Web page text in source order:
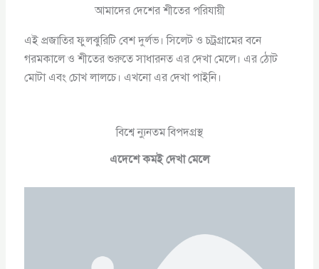
আমাদের দেশের শীতের পরিযায়ী
এই প্রজাতির ফুলঝুরিটি বেশ দুর্লভ। সিলেট ও চট্রগ্রামের বনে
গরমকালে ও শীতের শুরুতে সাধারনত এর দেখা মেলে। এর ঠোট
মোটা এবং চোখ লালচে। এখনো এর দেখা পাইনি।
বিশ্বে ন্যুনতম বিপদগ্রস্থ
এদেশে কমই দেখা মেলে